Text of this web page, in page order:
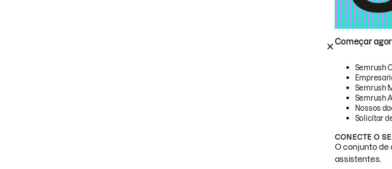
Começar
Semrush
Semrush
Semrush
Nossos
Solicitar
CONECTE O
O conjunto de
assistentes.